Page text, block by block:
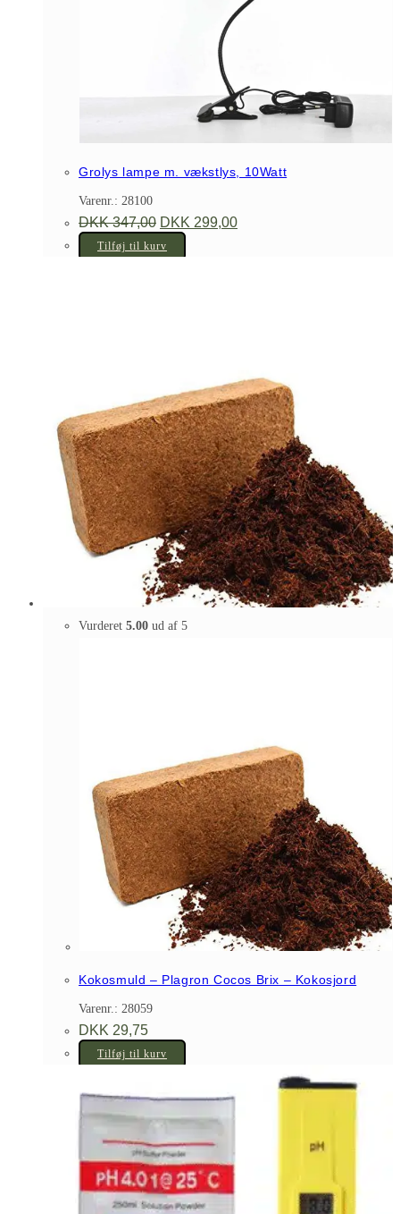
Grolys lampe m. vækstlys, 10Watt
Varenr.: 28100
DKK347,00 Den
oprindelige
pris
var:
DKK 299,00Den
aktuelle
Tilføj til kurv
Kokosmuld – Plagron Cocos Brix – Kokosjord
Varenr.: 28059
DKK 29,75
Tilføj til kurv
Vurderet 5.00 ud af 5